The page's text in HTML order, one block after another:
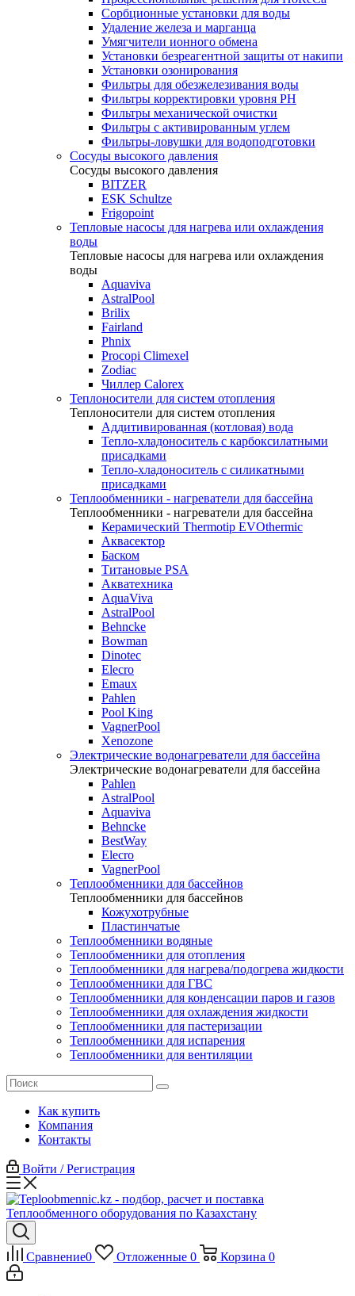
Сорбционные установки для воды
Удаление железа и марганца
Умягчители ионного обмена
Установки безреагентной защиты от накипи
Установки озонирования
Фильтры для обезжелезивания воды
Фильтры корректировки уровня PH
Фильтры механической очистки
Фильтры с активированным углем
Фильтры-ловушки для водоподготовки
Сосуды высокого давления
Сосуды высокого давления
BITZER
ESK Schultze
Frigopoint
Тепловые насосы для нагрева или охлаждения
воды
Тепловые насосы для нагрева или охлаждения
воды
Aquaviva
AstralPool
Brilix
Fairland
Phnix
Procopi Climexel
Zodiac
Чиллер Calorex
Теплоносители для систем отопления
Теплоносители для систем отопления
Аддитивированная (котловая) вода
Тепло-хладоноситель с карбоксилатными
присадками
Тепло-хладоноситель с силикатными
присадками
Теплообменники - нагреватели для бассейна
Теплообменники - нагреватели для бассейна
Керамический Thermotip EVOthermic
Аквасектор
Баском
Титановые PSA
Акватехника
AquaViva
AstralPool
Behncke
Bowman
Dinotec
Elecro
Emaux
Pahlen
Pool King
VagnerPool
Xenozone
Электрические водонагреватели для бассейна
Электрические водонагреватели для бассейна
Pahlen
AstralPool
Aquaviva
Behncke
BestWay
Elecro
VagnerPool
Теплообменники для бассейнов
Теплообменники для бассейнов
Кожухотрубные
Пластинчатые
Теплообменники водяные
Теплообменники для отопления
Теплообменники для нагрева/подогрева жидкости
Теплообменники для ГВС
Теплообменники для конденсации паров и газов
Теплообменники для охлаждения жидкости
Теплообменники для пастеризации
Теплообменники для испарения
Теплообменники для вентиляции
Как купить
Компания
Контакты
Войти / Регистрация
Сравнение0 Отложенные 0 Корзина 0